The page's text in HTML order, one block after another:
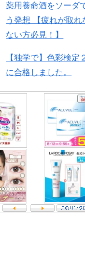
薬用養命酒をソーダ
う発想 【疲れが取れ
ない方必見！】
【独学で】色彩検定
に合格しました。